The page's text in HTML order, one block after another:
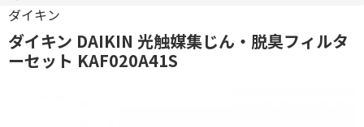
ダイキン
ダイキン DAIKIN 光触媒集じん・脱臭フィルタ
ーセット KAF020A41S